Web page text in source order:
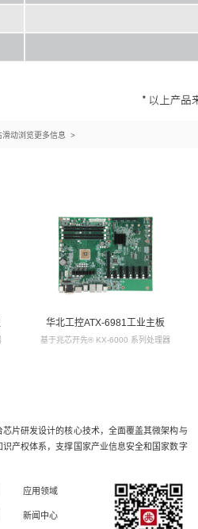
动浏览更多信息 >
华北工控ATX-6981工业主板
基于兆芯开先® KX-6000 系列处理器
片研发设计的核心技术，全面覆盖其微架构与
产权体系，支撑国家产业信息安全和国家数字
应用领域
新闻中心